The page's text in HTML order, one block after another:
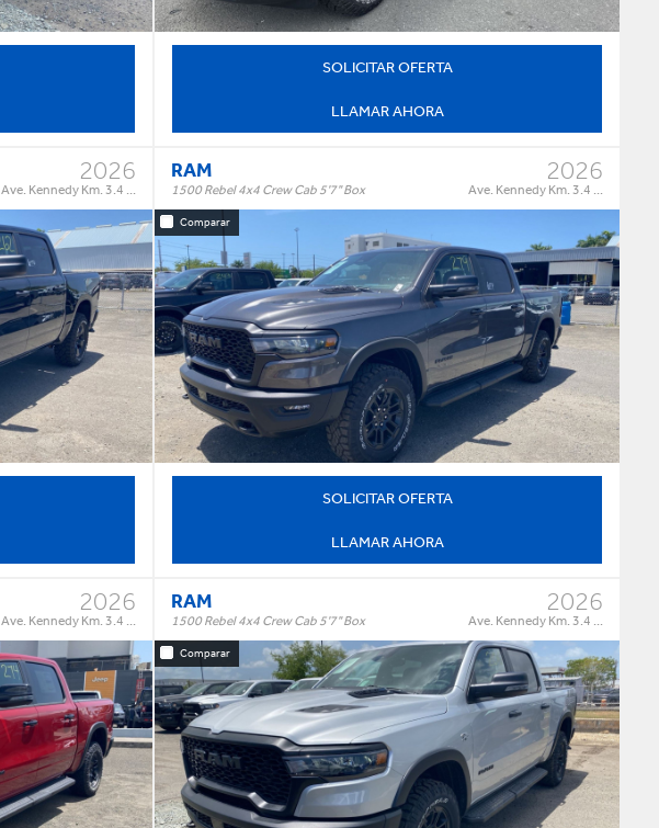
SOLICITAR OFERTA
LLAMAR AHORA
2026
Ave. Kennedy Km. 3.4 ...
Comparar
RAM
1500 Rebel 4x4 Crew Cab 5'7" Box
2026
Ave. Kennedy Km. 3.4 ...
Trim: Rebel 4x4 Crew Cab 5'7" Box
Trans: Automatic
Color:
Precio: $85,995†
OR BEST OFFER
SOLICITAR OFERTA
LLAMAR AHORA
2026
Ave. Kennedy Km. 3.4 ...
Comparar
RAM
1500 Rebel 4x4 Crew Cab 5'7" Box
2026
Ave. Kennedy Km. 3.4 ...
Trim: Rebel 4x4 Crew Cab 5'7" Box
Trans: Automatic
Color: Silver
Precio: $73,995†
OR BEST OFFER